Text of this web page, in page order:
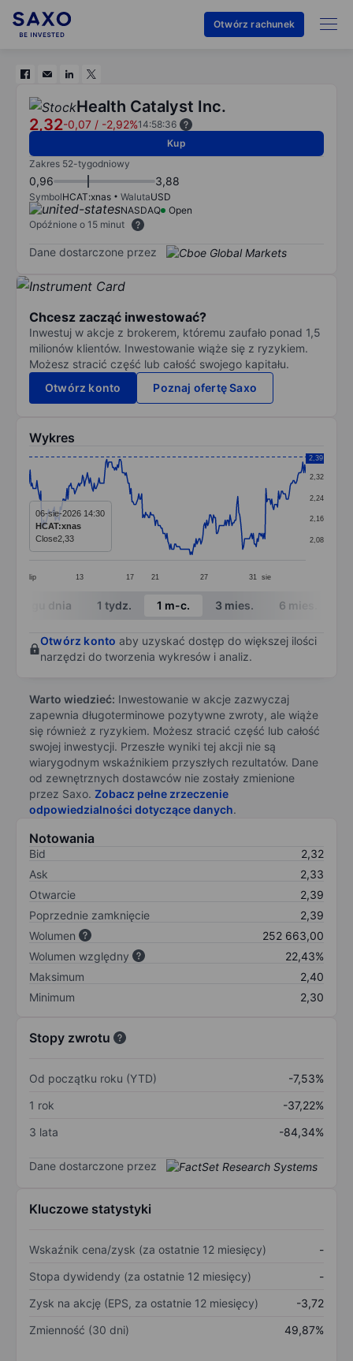
Otwórz rachunek
Health Catalyst Inc.
2,32-0,07 / -2,92%14:58:36
Kup
Zakres 52-tygodniowy
0,96 3,88
SymbolHCAT:xnas WalutaUSD
NASDAQ
Open
Opóźnione o 15 minut
Dane dostarczone przez
Chcesz zacząć inwestować?
Inwestuj w akcje z brokerem, któremu zaufało ponad 1,5
milionów klientów. Inwestowanie wiąże się z ryzykiem.
Możesz stracić część lub całość swojego kapitału.
Otwórz konto
Poznaj ofertę Saxo
Wykres
Line chart with 286 data points.
The chart has 1 X axis displaying categories.
The chart has 1 Y axis displaying values. Data
lip 13 17 21 27 31 sie
2,08
2,16
2,24
2,32
2,39
06-sie-2026 14:30
HCAT:xnas
Close2,33
End of interactive chart.
W ciągu dnia 1 tydz. 1 m-c. 3 mies. 6 mies.
Otwórz konto aby uzyskać dostęp do większej ilości
narzędzi do tworzenia wykresów i analiz.
Warto wiedzieć: Inwestowanie w akcje zazwyczaj
zapewnia długoterminowe pozytywne zwroty, ale wiąże
się również z ryzykiem. Możesz stracić część lub całość
swojej inwestycji. Przeszłe wyniki tej akcji nie są
wiarygodnym wskaźnikiem przyszłych rezultatów. Dane
od zewnętrznych dostawców nie zostały zmienione
przez Saxo. Zobacz pełne zrzeczenie
odpowiedzialności dotyczące danych.
Notowania
Bid
2,32
Ask
2,33
Otwarcie
2,39
Poprzednie zamknięcie
2,39
Wolumen
252 663,00
Wolumen względny
22,43%
Maksimum
2,40
Minimum
2,30
Stopy zwrotu
Od początku roku (YTD)
-7,53%
1 rok
-37,22%
3 lata
-84,34%
Dane dostarczone przez
Kluczowe statystyki
Wskaźnik cena/zysk (za ostatnie 12 miesięcy)
-
Stopa dywidendy (za ostatnie 12 miesięcy)
-
Zysk na akcję (EPS, za ostatnie 12 miesięcy)
-3,72
Zmienność (30 dni)
49,87%